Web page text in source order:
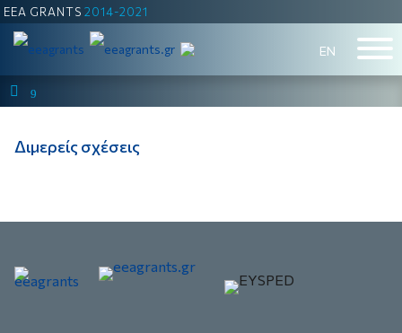
EEA GRANTS2014-2021
ΕΝ
9
Διμερείς σχέσεις